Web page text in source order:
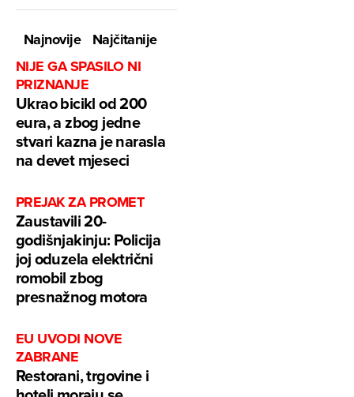
Najnovije
Najčitanije
NIJE GA SPASILO NI
PRIZNANJE
Ukrao bicikl od 200
eura, a zbog jedne
stvari kazna je narasla
na devet mjeseci
PREJAK ZA PROMET
Zaustavili 20-
godišnjakinju: Policija
joj oduzela električni
romobil zbog
presnažnog motora
EU UVODI NOVE
ZABRANE
Restorani, trgovine i